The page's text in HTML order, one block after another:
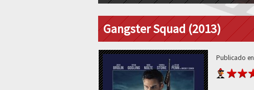
Gangster Squad (2013)
Publicado en